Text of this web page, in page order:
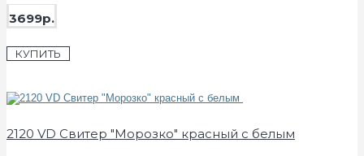
3699р.
КУПИТЬ
2120 VD Свитер "Морозко" красный с белым